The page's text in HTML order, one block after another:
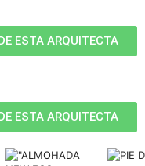
ESTA ARQUITECTA
ESTA ARQUITECTA